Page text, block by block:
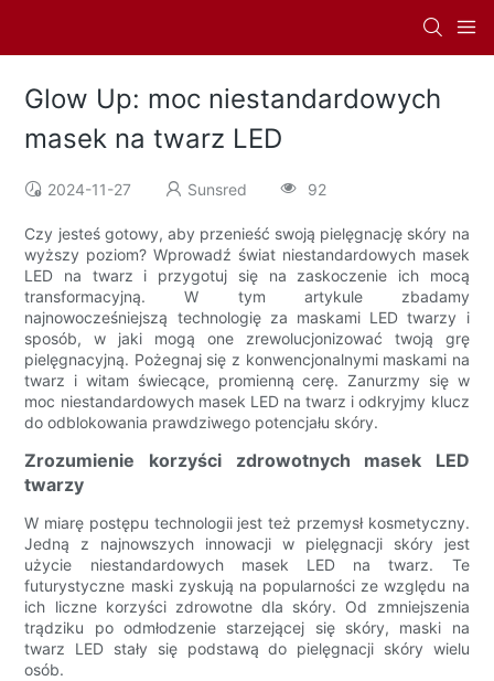
Glow Up: moc niestandardowych
masek na twarz LED
2024-11-27 Sunsred 92
Czy jesteś gotowy, aby przenieść swoją pielęgnację skóry na
wyższy poziom? Wprowadź świat niestandardowych masek
LED na twarz i przygotuj się na zaskoczenie ich mocą
transformacyjną. W tym artykule zbadamy
najnowocześniejszą technologię za maskami LED twarzy i
sposób, w jaki mogą one zrewolucjonizować twoją grę
pielęgnacyjną. Pożegnaj się z konwencjonalnymi maskami na
twarz i witam świecące, promienną cerę. Zanurzmy się w
moc niestandardowych masek LED na twarz i odkryjmy klucz
do odblokowania prawdziwego potencjału skóry.
Zrozumienie korzyści zdrowotnych masek LED
twarzy
W miarę postępu technologii jest też przemysł kosmetyczny.
Jedną z najnowszych innowacji w pielęgnacji skóry jest
użycie niestandardowych masek LED na twarz. Te
futurystyczne maski zyskują na popularności ze względu na
ich liczne korzyści zdrowotne dla skóry. Od zmniejszenia
trądziku po odmłodzenie starzejącej się skóry, maski na
twarz LED stały się podstawą do pielęgnacji skóry wielu
osób.